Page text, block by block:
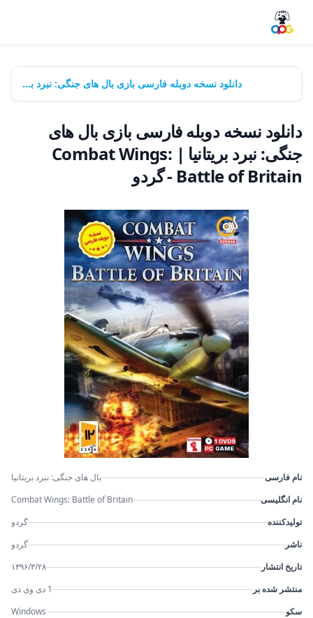
دانلود نسخه دوبله فارسی بازی بال های جنگی: نبرد بریتانیا | Combat Wings: Battle of Britain - گردو
دانلود نسخه دوبله فارسی بازی بال های
جنگی: نبرد بریتانیا | Combat Wings:
Battle of Britain - گردو
نام فارسی
بال های جنگی: نبرد بریتانیا
نام انگلیسی
Combat Wings: Battle of Britain
تولیدکننده
گردو
ناشر
گردو
تاریخ انتشار
۱۳۹۶/۳/۲۸
منتشر شده بر
1 دی وی دی
سکو
Windows